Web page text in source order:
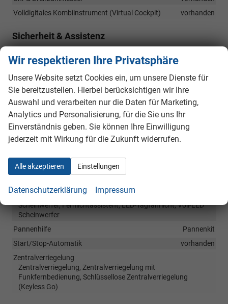
Volldigitales Kombiinstrument (Virtual Cockpit)
vorhanden
Sicherheit & Assistenz
Assistenzsysteme
Regensensor, Tempomat, Notbremsassistent (City-Safety),
Berganfahrassistent, Spurhalteassistent,
Fußgängererkennung, Verkehrzeichenerkennung,
Müdigkeitserkennungs-Sensor, Sprachassistent,
Notrufsystem, Abstandswarner, Geschwindigkeitsbegrenzer
Einparkhilfe
Park Distance Control hinten, Rückfahrkamera
Fahrprofilauswahl
Innenspiegel automatisch abblendend
Lenkung
Lichttechnik
Lichtsensor, Tagfahrlicht, LED-Rückleuchten, LED-
Scheinwerfer, Fernlichtassistent, LED-Tagfahrlicht, Voll-LED
Scheinwerfer
Pannenhilfe
Pannenkit
Start/Stop-Automatik
vorhanden
Zentralverriegelung
Zentralverriegelung, Zentralverriegelung mit
Funkfernbedienung, Schlüssellose Zentralverriegelung
(Keyless Go)
Wir respektieren Ihre Privatsphäre
Unsere Website setzt Cookies ein, um unsere Dienste für
Sie bereitzustellen. Hierbei berücksichtigen wir Ihre
Auswahl und verarbeiten nur die Daten für Marketing,
Analytics und Personalisierung, für die Sie uns Ihr
Einverständnis geben. Sie können Ihre Einwilligung
jederzeit mit Wirkung für die Zukunft widerrufen.
Alle akzeptieren Einstellungen
Datenschutzerklärung Impressum